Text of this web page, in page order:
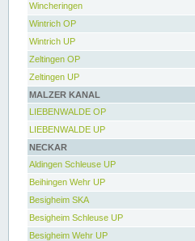
Wincheringen
Wintrich OP
Wintrich UP
Zeltingen OP
Zeltingen UP
MALZER KANAL
LIEBENWALDE OP
LIEBENWALDE UP
NECKAR
Aldingen Schleuse UP
Beihingen Wehr UP
Besigheim SKA
Besigheim Schleuse UP
Besigheim Wehr UP